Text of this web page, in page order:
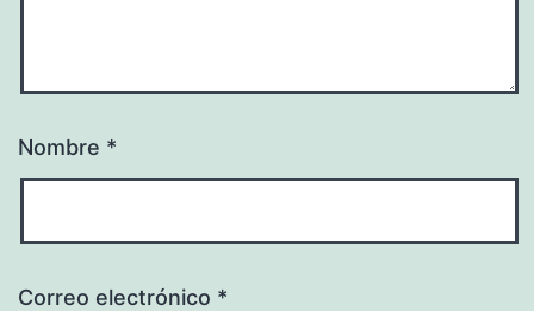
Nombre *
Correo electrónico *